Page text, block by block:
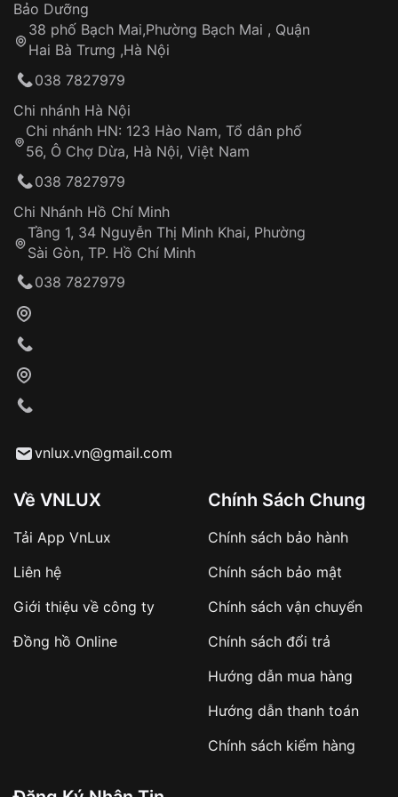
Thời gian tính từ khi xác nhận đơn hàng thành
công
Hotline: 0585 215 215
Từ khóa SEO:
Khách hàng kiểm tra và thanh toán trực tiếp
Từ khóa SEO:
sản phẩm đặc biệt
hàng
Số tiền còn lại thanh toán khi nhận hàng hoặc
✔️ Đảm bảo xử lý đơn hàng nhanh chóng
✔️ Hạn chế tình trạng hủy đơn không mong
Sản phẩm đã bị:
Tự ý sửa chữa
thống VNLUX
Đảm bảo quyền lợi khách hàng
Đồng hành cùng khách hàng trong suốt quá
trình sử dụng
Bảo Dưỡng
38 phố Bạch Mai,Phường Bạch Mai , Quận
Hai Bà Trưng ,Hà Nội
038 7827979
Chi nhánh Hà Nội
Chi nhánh HN: 123 Hào Nam, Tổ dân phố
56, Ô Chợ Dừa, Hà Nội, Việt Nam
038 7827979
Chi Nhánh Hồ Chí Minh
Tầng 1, 34 Nguyễn Thị Minh Khai, Phường
Sài Gòn, TP. Hồ Chí Minh
038 7827979
vnlux.vn@gmail.com
Về VNLUX
Tải App VnLux
Liên hệ
Giới thiệu về công ty
Đồng hồ Online
Chính Sách Chung
Chính sách bảo hành
Chính sách bảo mật
Chính sách vận chuyển
Chính sách đổi trả
Hướng dẫn mua hàng
Hướng dẫn thanh toán
Chính sách kiểm hàng